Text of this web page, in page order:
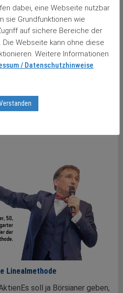
dann das Geld ! Liebe
Sie sich? Vielen
letzten Jahres – inmitten
sehr schwer, an der Börse
Deshab wurde ich auch in
Linealmethode
soll ja Börsianer geben,
dabei, eine Webseite nutzbar
sie Grundfunktionen wie
auf sichere Bereiche der
Webseite kann ohne diese
Weitere Informationen
/ Datenschutzhinweise